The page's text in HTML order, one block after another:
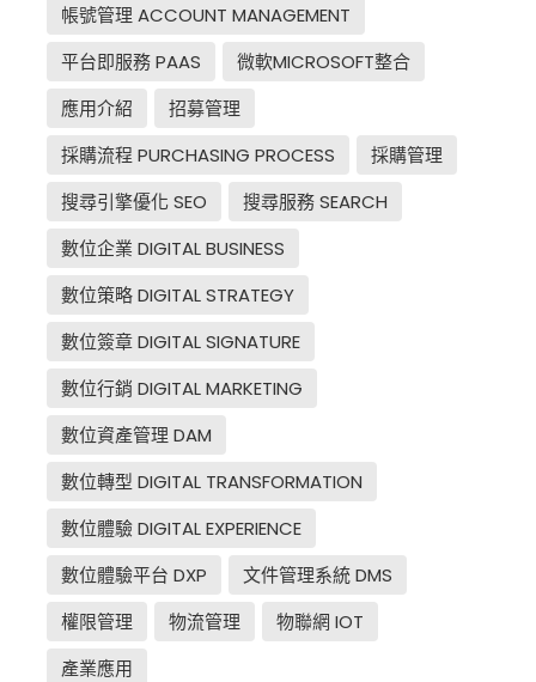
帳號管理 ACCOUNT MANAGEMENT
平台即服務 PAAS
微軟MICROSOFT整合
應用介紹
招募管理
採購流程 PURCHASING PROCESS
採購管理
搜尋引擎優化 SEO
搜尋服務 SEARCH
數位企業 DIGITAL BUSINESS
數位策略 DIGITAL STRATEGY
數位簽章 DIGITAL SIGNATURE
數位行銷 DIGITAL MARKETING
數位資產管理 DAM
數位轉型 DIGITAL TRANSFORMATION
數位體驗 DIGITAL EXPERIENCE
數位體驗平台 DXP
文件管理系統 DMS
權限管理
物流管理
物聯網 IOT
產業應用